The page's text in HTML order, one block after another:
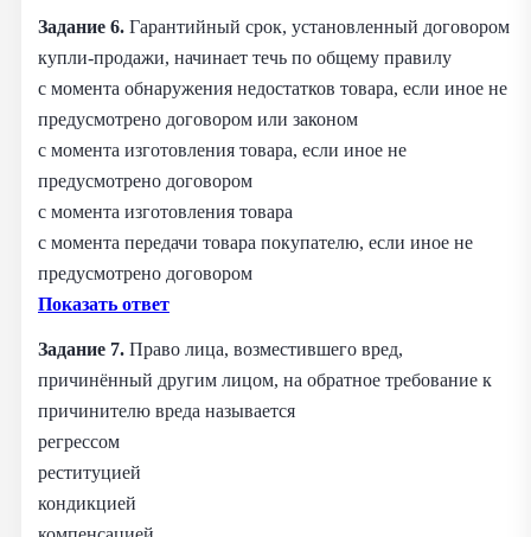
Задание 6. Гарантийный срок, установленный договором
купли-продажи, начинает течь по общему правилу
с момента обнаружения недостатков товара, если иное не
предусмотрено договором или законом
с момента изготовления товара, если иное не
предусмотрено договором
с момента изготовления товара
с момента передачи товара покупателю, если иное не
предусмотрено договором
Показать ответ
Задание 7. Право лица, возместившего вред,
причинённый другим лицом, на обратное требование к
причинителю вреда называется
регрессом
реституцией
кондикцией